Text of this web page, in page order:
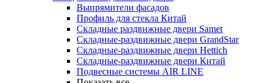
Выпрямители фасадов
Профиль для стекла Китай
Складные раздвижные двери Samet
Складные-раздвижные двери GrandStar
Складные-раздвижные двери Hettich
Складные-раздвижные двери Китай
Подвесные системы AIR LINE